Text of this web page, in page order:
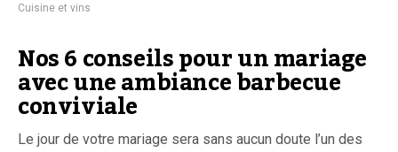
Cuisine et vins
Nos 6 conseils pour un mariage
avec une ambiance barbecue
conviviale
Le jour de votre mariage sera sans aucun doute l’un des